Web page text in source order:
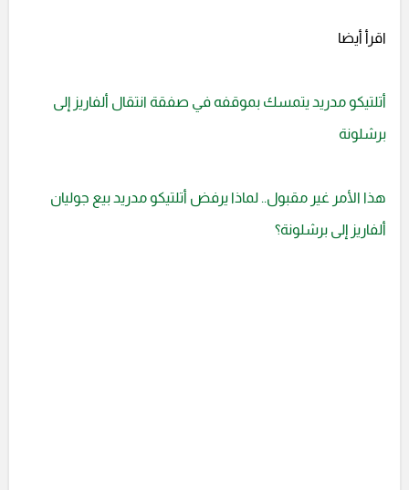
اقرأ أيضا
أتلتيكو مدريد يتمسك بموقفه في صفقة انتقال ألفاريز إلى
برشلونة
هذا الأمر غير مقبول.. لماذا يرفض أتلتيكو مدريد بيع جوليان
ألفاريز إلى برشلونة؟